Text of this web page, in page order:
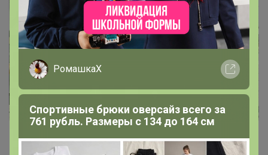
РомашкаХ
Спортивные брюки оверсайз всего за
761 рубль. Размеры с 134 до 164 см